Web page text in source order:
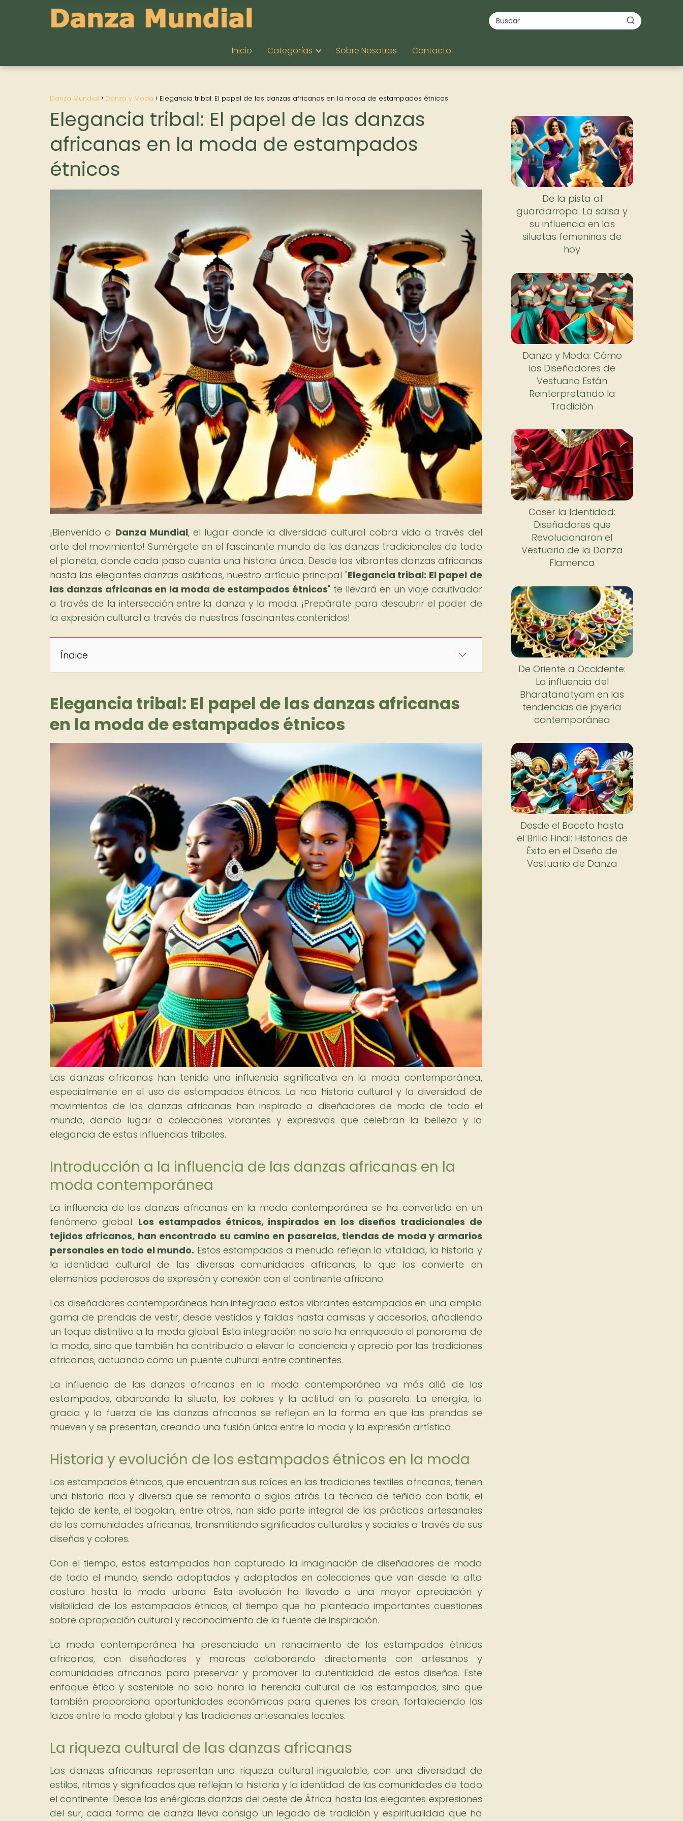
Inicio Categorías Sobre Nosotros Contacto
Danza Mundial Danza y Moda Elegancia tribal: El papel de las danzas africanas en la moda de estampados étnicos
Elegancia tribal: El papel de las danzas
africanas en la moda de estampados
étnicos
¡Bienvenido a Danza Mundial, el lugar donde la diversidad cultural cobra vida a través del
arte del movimiento! Sumérgete en el fascinante mundo de las danzas tradicionales de todo
el planeta, donde cada paso cuenta una historia única. Desde las vibrantes danzas africanas
hasta las elegantes danzas asiáticas, nuestro artículo principal "Elegancia tribal: El papel de
las danzas africanas en la moda de estampados étnicos" te llevará en un viaje cautivador
a través de la intersección entre la danza y la moda. ¡Prepárate para descubrir el poder de
la expresión cultural a través de nuestros fascinantes contenidos!
Índice
Elegancia tribal: El papel de las danzas africanas
en la moda de estampados étnicos
Las danzas africanas han tenido una influencia significativa en la moda contemporánea,
especialmente en el uso de estampados étnicos. La rica historia cultural y la diversidad de
movimientos de las danzas africanas han inspirado a diseñadores de moda de todo el
mundo, dando lugar a colecciones vibrantes y expresivas que celebran la belleza y la
elegancia de estas influencias tribales.
Introducción a la influencia de las danzas africanas en la
moda contemporánea
La influencia de las danzas africanas en la moda contemporánea se ha convertido en un
fenómeno global. Los estampados étnicos, inspirados en los diseños tradicionales de
tejidos africanos, han encontrado su camino en pasarelas, tiendas de moda y armarios
personales en todo el mundo. Estos estampados a menudo reflejan la vitalidad, la historia y
la identidad cultural de las diversas comunidades africanas, lo que los convierte en
elementos poderosos de expresión y conexión con el continente africano.
Los diseñadores contemporáneos han integrado estos vibrantes estampados en una amplia
gama de prendas de vestir, desde vestidos y faldas hasta camisas y accesorios, añadiendo
un toque distintivo a la moda global. Esta integración no solo ha enriquecido el panorama de
la moda, sino que también ha contribuido a elevar la conciencia y aprecio por las tradiciones
africanas, actuando como un puente cultural entre continentes.
La influencia de las danzas africanas en la moda contemporánea va más allá de los
estampados, abarcando la silueta, los colores y la actitud en la pasarela. La energía, la
gracia y la fuerza de las danzas africanas se reflejan en la forma en que las prendas se
mueven y se presentan, creando una fusión única entre la moda y la expresión artística.
Historia y evolución de los estampados étnicos en la moda
Los estampados étnicos, que encuentran sus raíces en las tradiciones textiles africanas, tienen
una historia rica y diversa que se remonta a siglos atrás. La técnica de teñido con batik, el
tejido de kente, el bogolan, entre otros, han sido parte integral de las prácticas artesanales
de las comunidades africanas, transmitiendo significados culturales y sociales a través de sus
diseños y colores.
Con el tiempo, estos estampados han capturado la imaginación de diseñadores de moda
de todo el mundo, siendo adoptados y adaptados en colecciones que van desde la alta
costura hasta la moda urbana. Esta evolución ha llevado a una mayor apreciación y
visibilidad de los estampados étnicos, al tiempo que ha planteado importantes cuestiones
sobre apropiación cultural y reconocimiento de la fuente de inspiración.
La moda contemporánea ha presenciado un renacimiento de los estampados étnicos
africanos, con diseñadores y marcas colaborando directamente con artesanos y
comunidades africanas para preservar y promover la autenticidad de estos diseños. Este
enfoque ético y sostenible no solo honra la herencia cultural de los estampados, sino que
también proporciona oportunidades económicas para quienes los crean, fortaleciendo los
lazos entre la moda global y las tradiciones artesanales locales.
La riqueza cultural de las danzas africanas
Las danzas africanas representan una riqueza cultural inigualable, con una diversidad de
estilos, ritmos y significados que reflejan la historia y la identidad de las comunidades de todo
el continente. Desde las enérgicas danzas del oeste de África hasta las elegantes expresiones
del sur, cada forma de danza lleva consigo un legado de tradición y espiritualidad que ha
De la pista al
guardarropa: La salsa y
su influencia en las
siluetas femeninas de
hoy
Danza y Moda: Cómo
los Diseñadores de
Vestuario Están
Reinterpretando la
Tradición
Coser la Identidad:
Diseñadores que
Revolucionaron el
Vestuario de la Danza
Flamenca
De Oriente a Occidente:
La influencia del
Bharatanatyam en las
tendencias de joyería
contemporánea
Desde el Boceto hasta
el Brillo Final: Historias de
Éxito en el Diseño de
Vestuario de Danza